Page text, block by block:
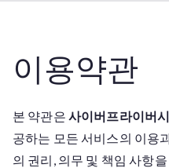
이용약관
본 약관은 사이버프라이버
공하는 모든 서비스의 이용
의 권리, 의무 및 책임 사항